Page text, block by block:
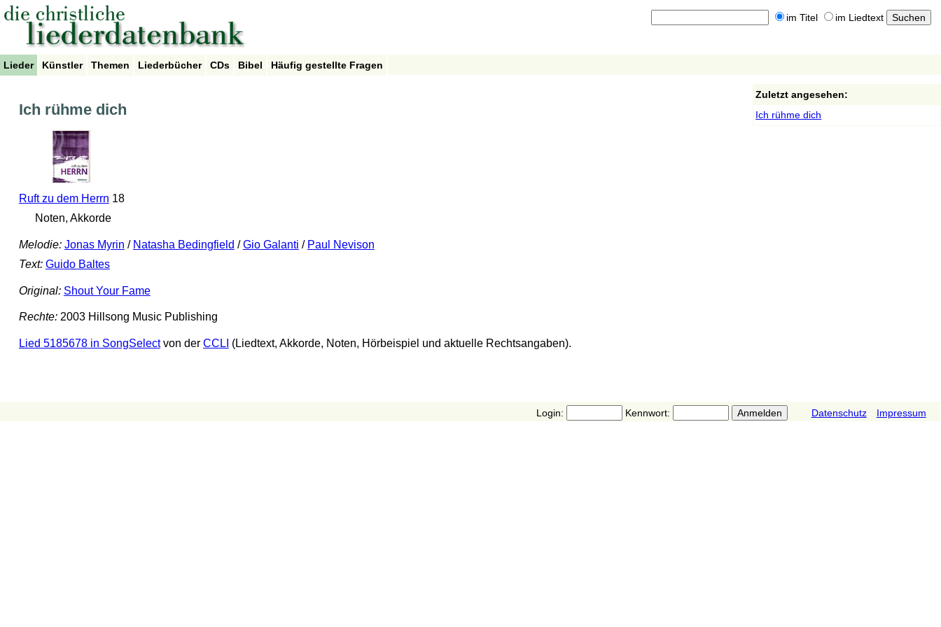
im Titel im Liedtext
Lieder Künstler Themen Liederbücher CDs Bibel Häufig gestellte Fragen
Ich rühme dich
Ruft zu dem Herrn 18
Noten, Akkorde
Melodie: Jonas Myrin / Natasha Bedingfield /Gio Galanti / Paul Nevison
Text: Guido Baltes
Original: Shout Your Fame
Rechte:2003 Hillsong Music Publishing
Lied 5185678 in SongSelectvon der CCLI (Liedtext, Akkorde, Noten, Hörbeispiel und aktuelle Rechtsangaben).
Zuletzt angesehen:
Ich rühme dich
Login: Kennwort: Datenschutz Impressum